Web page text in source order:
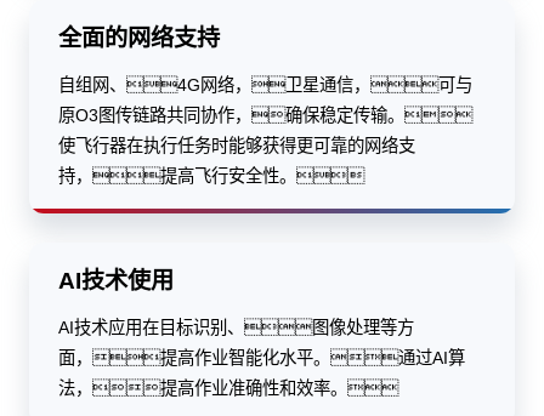
全面的网络支持
自组网、4G网络，卫星通信，可与
原O3图传链路共同协作，确保稳定传输。
使飞行器在执行任务时能够获得更可靠的网络支
持，提高飞行安全性。
AI技术使用
AI技术应用在目标识别、图像处理等方
面，提高作业智能化水平。通过AI算
法，提高作业准确性和效率。